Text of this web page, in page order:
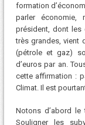
formation
parler économie,
président, dont les
très grandes, vient
(pétrole et gaz)
d’euros par an.
cette affirmation :
Climat. Il est
Notons d’abord
Souligner les